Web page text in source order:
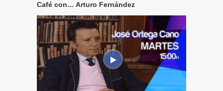
Café con… Arturo Fernández